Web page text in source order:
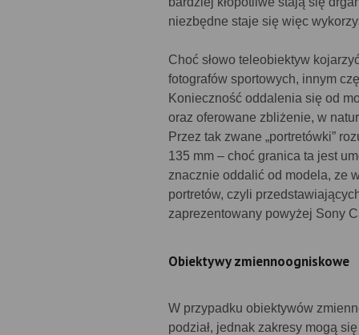
niezbędne staje się więc
Choć słowo teleobiektyw
fotografów sportowych, innym
Konieczność oddalenia się od
oraz oferowane zbliżenie, w
Przez tak zwane „portretówki”
135 mm – choć granica ta jest
znacznie oddalić od modela, ze
portretów, czyli
zaprezentowany powyżej Sony
Obiektywy zmiennoogniskowe
W przypadku obiektywów
podział, jednak zakresy mogą